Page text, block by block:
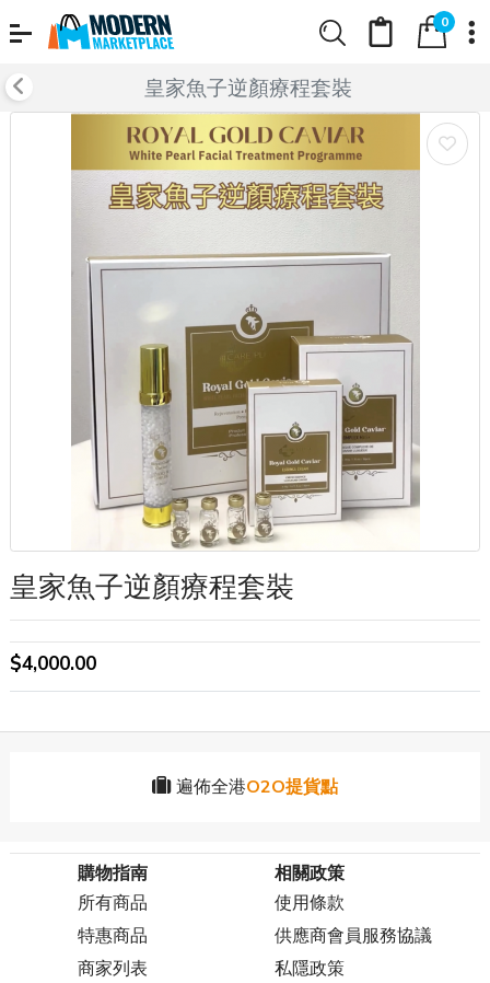
0
皇家魚子逆顏療程套裝
皇家魚子逆顏療程套裝
$4,000.00
遍佈全港O2O提貨點
購物指南
所有商品
特惠商品
商家列表
相關政策
使用條款
供應商會員服務協議
私隱政策